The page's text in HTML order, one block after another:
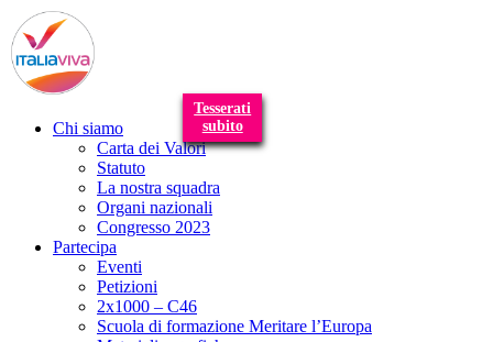
Tesserati
subito
Chi siamo
Carta dei Valori
Statuto
La nostra squadra
Organi nazionali
Congresso 2023
Partecipa
Eventi
Petizioni
2x1000 – C46
Scuola di formazione Meritare l’Europa